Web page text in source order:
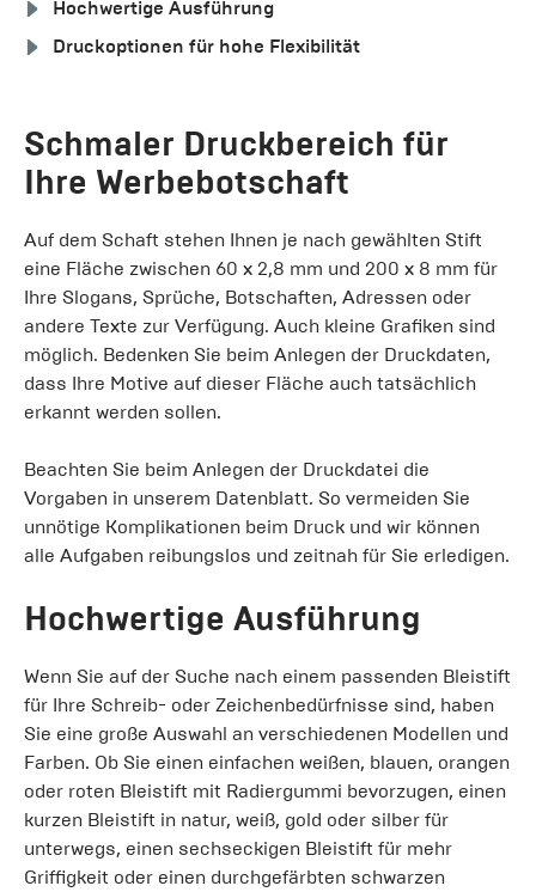
Hochwertige Ausführung
Druckoptionen für hohe Flexibilität
Schmaler Druckbereich für
Ihre Werbebotschaft
Auf dem Schaft stehen Ihnen je nach gewählten Stift
eine Fläche zwischen 60 x 2,8 mm und 200 x 8 mm für
Ihre Slogans, Sprüche, Botschaften, Adressen oder
andere Texte zur Verfügung. Auch kleine Grafiken sind
möglich. Bedenken Sie beim Anlegen der Druckdaten,
dass Ihre Motive auf dieser Fläche auch tatsächlich
erkannt werden sollen.
Beachten Sie beim Anlegen der Druckdatei die
Vorgaben in unserem Datenblatt. So vermeiden Sie
unnötige Komplikationen beim Druck und wir können
alle Aufgaben reibungslos und zeitnah für Sie erledigen.
Hochwertige Ausführung
Wenn Sie auf der Suche nach einem passenden Bleistift
für Ihre Schreib- oder Zeichenbedürfnisse sind, haben
Sie eine große Auswahl an verschiedenen Modellen und
Farben. Ob Sie einen einfachen weißen, blauen, orangen
oder roten Bleistift mit Radiergummi bevorzugen, einen
kurzen Bleistift in natur, weiß, gold oder silber für
unterwegs, einen sechseckigen Bleistift für mehr
Griffigkeit oder einen durchgefärbten schwarzen